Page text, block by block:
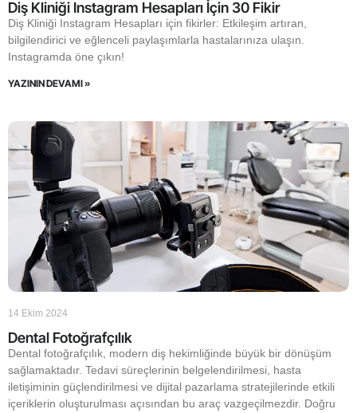
Diş Kliniği Instagram Hesapları İçin 30 Fikir
Diş Kliniği Instagram Hesapları için fikirler: Etkileşim artıran,
bilgilendirici ve eğlenceli paylaşımlarla hastalarınıza ulaşın.
Instagramda öne çıkın!
YAZININ DEVAMI »
14 Ekim 2024
Dental Fotoğrafçılık
Dental fotoğrafçılık, modern diş hekimliğinde büyük bir dönüşüm
sağlamaktadır. Tedavi süreçlerinin belgelendirilmesi, hasta
iletişiminin güçlendirilmesi ve dijital pazarlama stratejilerinde etkili
içeriklerin oluşturulması açısından bu araç vazgeçilmezdir. Doğru